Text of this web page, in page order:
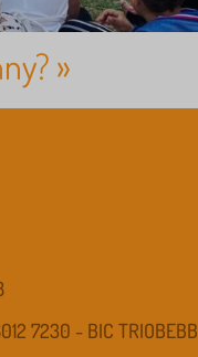
»
7230 - BIC TRIOBEBB